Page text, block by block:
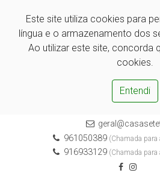
Este site utiliza cookies para
língua e o armazenamento dos
Ao utilizar este site, concorda
cookies.
Entendi
961050389 (Chamada para
916933129 (Chamada para